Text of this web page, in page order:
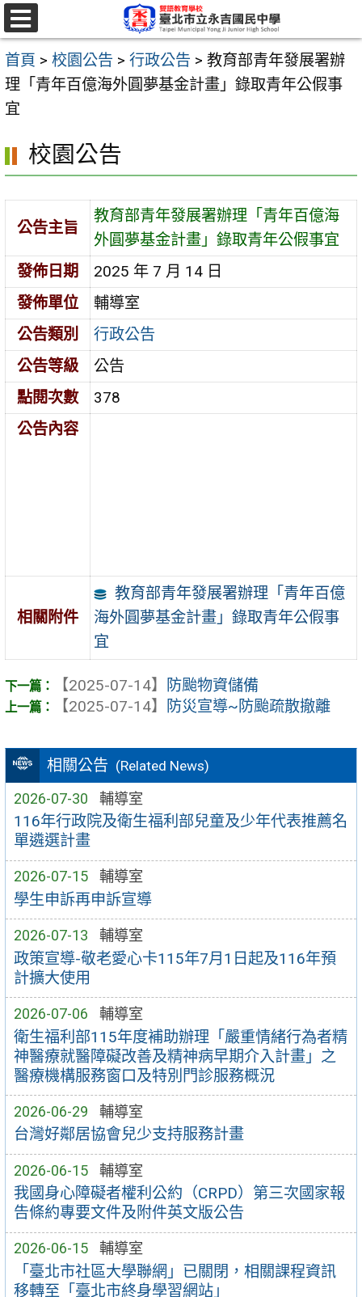
跳
至
主
要
內
選
單
首頁 > 校園公告 > 行政公告 > 教育部青年發展署辦
理「青年百億海外圓夢基金計畫」錄取青年公假事
宜
相關公告 (Related News)
2026-07-30 輔導室
116年行政院及衛生福利部兒童及少年代表推薦名
單遴選計畫
2026-07-15 輔導室
學生申訴再申訴宣導
2026-07-13 輔導室
政策宣導-敬老愛心卡115年7月1日起及116年預
計擴大使用
2026-07-06 輔導室
衛生福利部115年度補助辦理「嚴重情緒行為者精
神醫療就醫障礙改善及精神病早期介入計畫」之
醫療機構服務窗口及特別門診服務概況
2026-06-29 輔導室
台灣好鄰居協會兒少支持服務計畫
2026-06-15 輔導室
我國身心障礙者權利公約（CRPD）第三次國家報
告條約專要文件及附件英文版公告
2026-06-15 輔導室
「臺北市社區大學聯網」已關閉，相關課程資訊
移轉至「臺北市終身學習網站」
校園公告
公告主旨
教育部青年發展署辦理「青年百億海
外圓夢基金計畫」錄取青年公假事宜
發佈日期
2025 年 7 月 14 日
發佈單位
輔導室
公告類別
行政公告
公告等級
公告
點閱次數
378
公告內容
相關附件
教育部青年發展署辦理「青年百億
海外圓夢基金計畫」錄取青年公假事
宜
【2025-07-14】
防颱物資儲備
【2025-07-14】
防災宣導~防颱疏散撤離